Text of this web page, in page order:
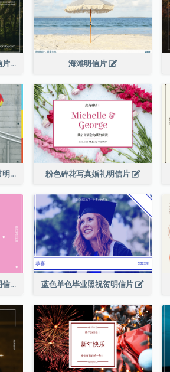
深绿色森林照片地球日明信片 海滩明信片
蓝色和红色小丑照片愚人节明信片 粉色碎花写真婚礼明信片
粉色和白色蛋糕照片生日明信片 蓝色单色毕业照祝贺明信片